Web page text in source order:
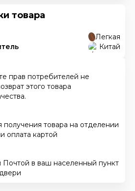
товара
Легкая
Китай
прав потребителей не
этого товара
получения товара на отделении
оплата картой
Почтой в ваш населенный пункт